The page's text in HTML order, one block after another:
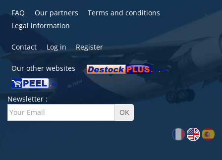
FAQ Our partners
Terms and conditions
Legal information
Contact Log in Register
Our other websites
Newsletter :